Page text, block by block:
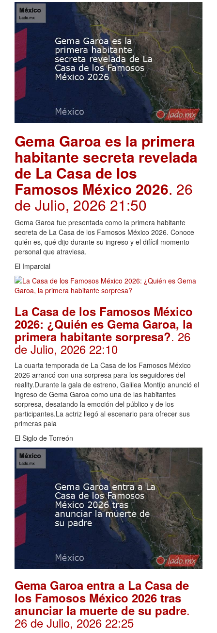
Gema Garoa es la primera
habitante secreta revelada
de La Casa de los
Famosos México 2026. 26
de Julio, 2026 21:50
Gema Garoa fue presentada como la primera habitante
secreta de La Casa de los Famosos México 2026. Conoce
quién es, qué dijo durante su ingreso y el difícil momento
personal que atraviesa.
El Imparcial
La Casa de los Famosos México
2026: ¿Quién es Gema Garoa, la
primera habitante sorpresa?. 26
de Julio, 2026 22:10
La cuarta temporada de La Casa de los Famosos México
2026 arrancó con una sorpresa para los seguidores del
reality.Durante la gala de estreno, Galilea Montijo anunció el
ingreso de Gema Garoa como una de las habitantes
sorpresa, desatando la emoción del público y de los
participantes.La actriz llegó al escenario para ofrecer sus
primeras pala
El Siglo de Torreón
Gema Garoa entra a La Casa de
los Famosos México 2026 tras
anunciar la muerte de su padre.
26 de Julio, 2026 22:25